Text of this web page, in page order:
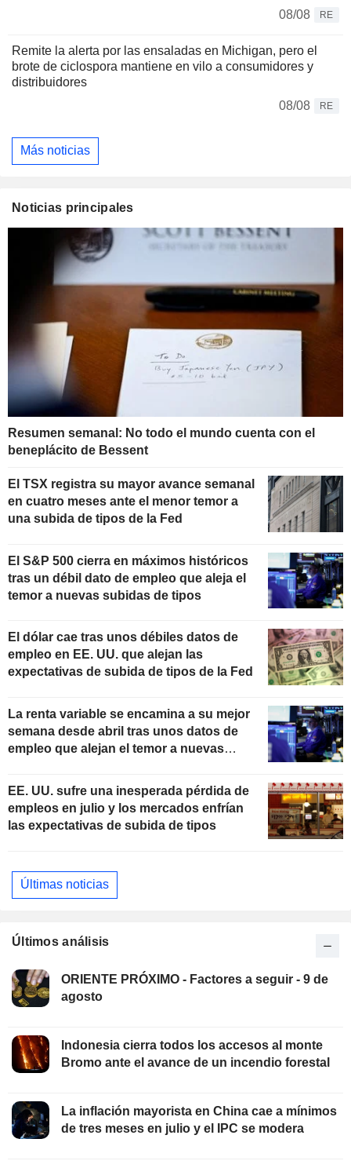
08/08 RE
Remite la alerta por las ensaladas en Michigan, pero el
brote de ciclospora mantiene en vilo a consumidores y
distribuidores
08/08
RE
Más noticias
Noticias principales
Resumen semanal: No todo el mundo cuenta con el
beneplácito de Bessent
El TSX registra su mayor avance semanal
en cuatro meses ante el menor temor a
una subida de tipos de la Fed
El S&P 500 cierra en máximos históricos
tras un débil dato de empleo que aleja el
temor a nuevas subidas de tipos
El dólar cae tras unos débiles datos de
empleo en EE. UU. que alejan las
expectativas de subida de tipos de la Fed
La renta variable se encamina a su mejor
semana desde abril tras unos datos de
empleo que alejan el temor a nuevas
EE. UU. sufre una inesperada pérdida de
empleos en julio y los mercados enfrían
las expectativas de subida de tipos
Últimas noticias
Últimos análisis
ORIENTE PRÓXIMO - Factores a seguir - 9 de
agosto
Indonesia cierra todos los accesos al monte
Bromo ante el avance de un incendio forestal
La inflación mayorista en China cae a mínimos
de tres meses en julio y el IPC se modera